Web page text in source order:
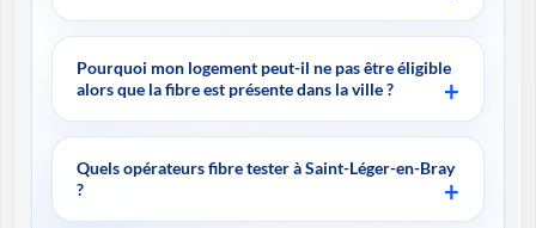
Pourquoi mon logement peut-il ne pas être éligible
alors que la fibre est présente dans la ville ?
Quels opérateurs fibre tester à Saint-Léger-en-Bray
?